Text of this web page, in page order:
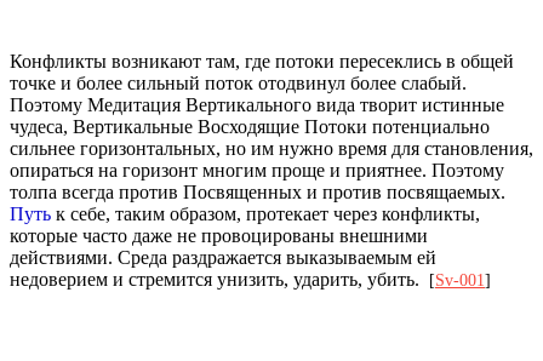
Конфликты возникают там, где потоки пересеклись в общей
точке и более сильный поток отодвинул более слабый.
Поэтому Медитация Вертикального вида творит истинные
чудеса, Вертикальные Восходящие Потоки потенциально
сильнее горизонтальных, но им нужно время для становления,
опираться на горизонт многим проще и приятнее. Поэтому
толпа всегда против Посвященных и против посвящаемых.
Путь к себе, таким образом, протекает через конфликты,
которые часто даже не провоцированы внешними
действиями. Среда раздражается выказываемым ей
недоверием и стремится унизить, ударить, убить.
[Sv-001 ]